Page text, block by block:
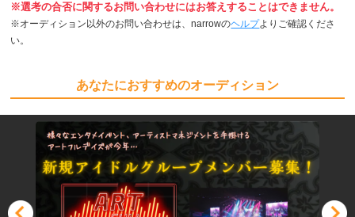
※選考の合否に関するお問い合わせにはお答えすることはできません。
※オーディション以外のお問い合わせは、narrowのヘルプよりご確認くださ
い。
あなたにおすすめのオーディション